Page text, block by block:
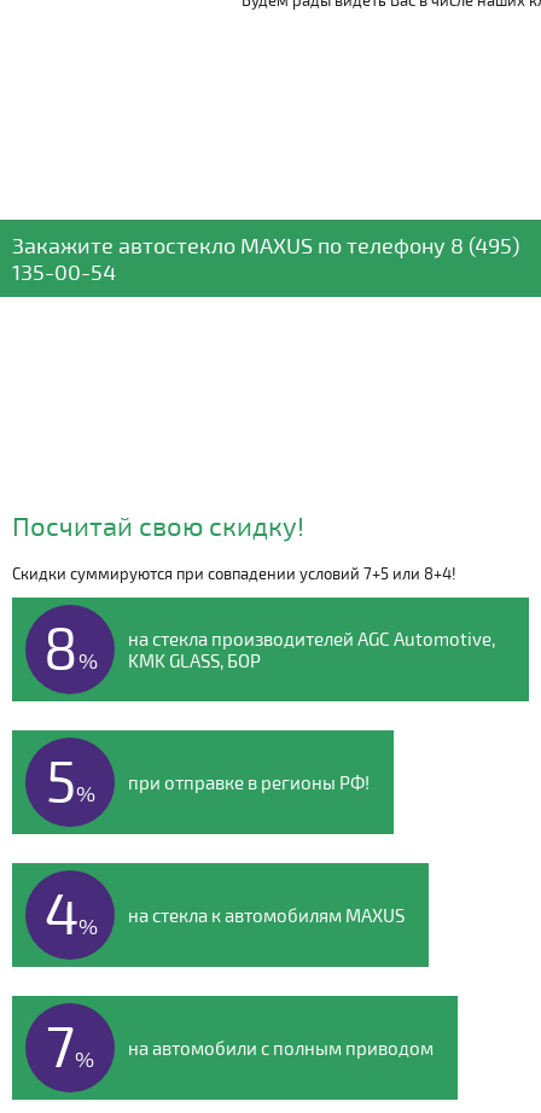
Закажите автостекло MAXUS по телефону 8 (495)
135-00-54
Видео о компании
Посчитай свою скидку!
Скидки суммируются при совпадении условий 7+5 или 8+4!
8%
на стекла производителей AGC Automotive,
KMK GLASS, БОР
5% при отправке в регионы РФ!
4% на стекла к автомобилям MAXUS
7% на автомобили с полным приводом